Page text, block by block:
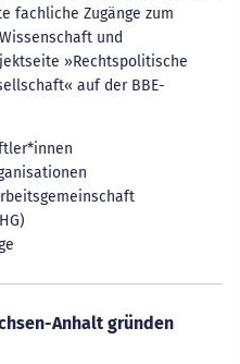
fachliche Zugänge zum
und
»Rechtspolitische
auf der BBE-
Anhalt gründen